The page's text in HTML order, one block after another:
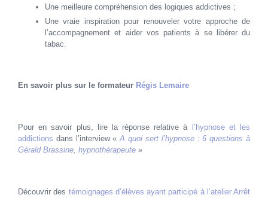
Une meilleure compréhension des logiques addictives ;
Une vraie inspiration pour renouveler votre approche de
l’accompagnement et aider vos patients à se libérer du
tabac.
En savoir plus sur le formateur Régis Lemaire
Pour en savoir plus, lire la réponse relative à
l’hypnose et les
addictions dans l’interview «A quoi sert l’hypnose : 6 questions à
Gérald Brassine, hypnothérapeute »
Découvrir des témoignages d’élèves ayant participé à l’atelier Arrêt